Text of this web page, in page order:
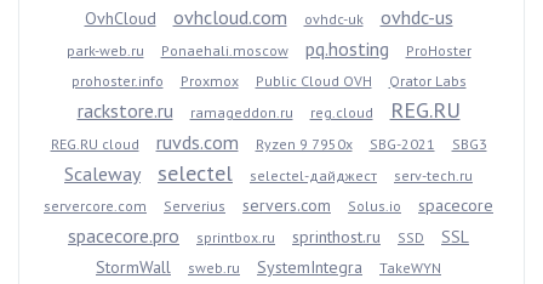
OvhCloud ovhcloud.com ovhdc-uk ovhdc-us
park-web.ru Ponaehali.moscow pq.hosting
ProHoster
prohoster.info
Proxmox Public Cloud OVH Qrator Labs
rackstore.ru ramageddon.ru reg.cloud REG.RU
REG.RU cloud ruvds.com Ryzen 9 7950x SBG-2021 SBG3
Scaleway selectel selectel-дайджест
serv-tech.ru
servercore.com
Serverius servers.com Solus.io spacecore
spacecore.pro sprintbox.ru sprinthost.ru SSD
SSL
StormWall
sweb.ru SystemIntegra
TakeWYN